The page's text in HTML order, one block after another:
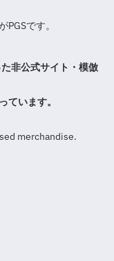
です。
非公式サイト・模倣
ています。
merchandise.